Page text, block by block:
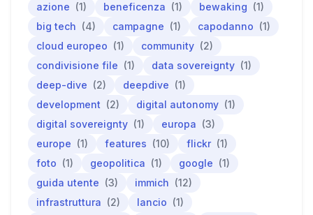
azione (1) beneficenza (1) bewaking (1)
big tech (4) campagne (1) capodanno (1)
cloud europeo (1) community (2)
condivisione file (1) data sovereignty (1)
deep-dive (2) deepdive (1)
development (2) digital autonomy (1)
digital sovereignty (1) europa (3)
europe (1) features (10) flickr (1)
foto (1) geopolitica (1) google (1)
guida utente (3) immich (12)
infrastruttura (2) lancio (1)